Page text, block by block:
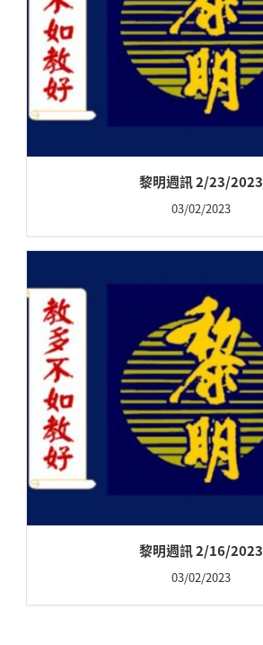
黎明週訊 2/23/2023
03/02/2023
黎明週訊 2/16/2023
03/02/2023